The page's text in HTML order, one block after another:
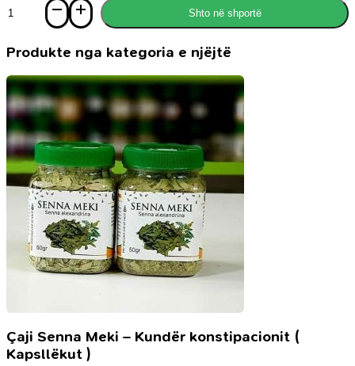
Baladë
Shto në shportë
Produkte nga kategoria e njëjtë
Çaji Senna Meki – Kundër konstipacionit (
Kapsllëkut )